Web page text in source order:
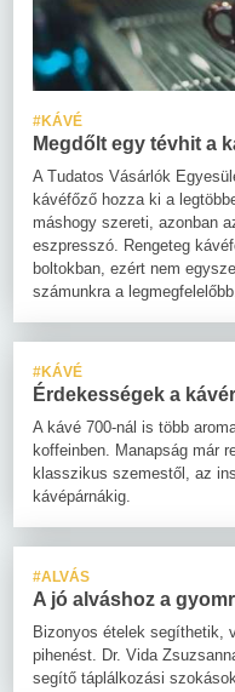
#KÁVÉ
Megdőlt egy tévhit a
A Tudatos Vásárlók
kávéfőző hozza ki a
máshogy szereti, azonban
eszpresszó. Rengeteg
boltokban, ezért nem
számunkra a
#KÁVÉ
Érdekességek a
A kávé 700-nál is több
koffeinben. Manapság már
klasszikus szemestől, az
kávépárnákig.
#ALVÁS
A jó alváshoz a
Bizonyos ételek segíthetik,
pihenést. Dr. Vida
segítő táplálkozási